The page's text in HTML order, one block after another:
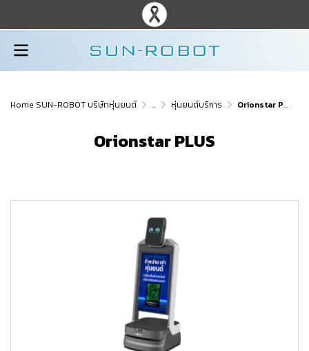
Home SUN-ROBOT บริษัทหุ่นยนต์ ... หุ่นยนต์บริการ Orionstar PLUS
Orionstar PLUS